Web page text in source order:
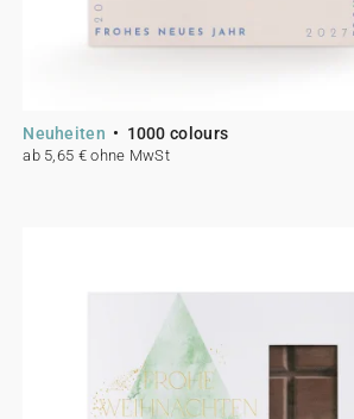
Neuheiten 1000 colours
ab 5,65 € ohne MwSt